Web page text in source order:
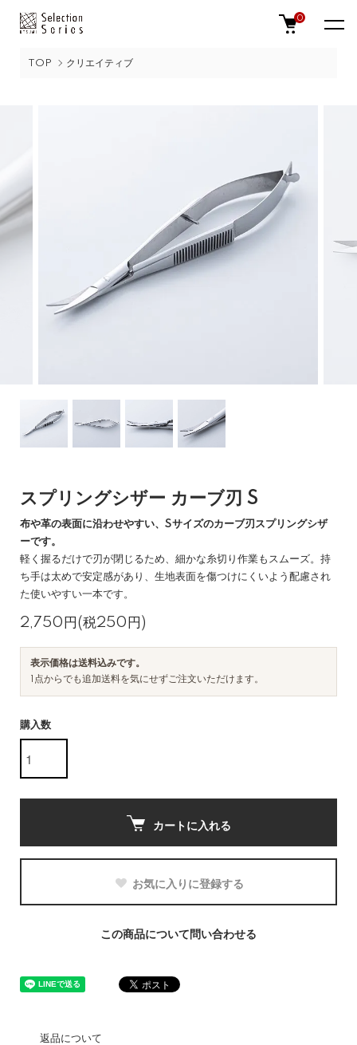
0
TOP クリエイティブ
スプリングシザー カーブ刃 S
布や革の表面に沿わせやすい、Sサイズのカーブ刃スプリングシザ
ーです。
軽く握るだけで刃が閉じるため、細かな糸切り作業もスムーズ。持
ち手は太めで安定感があり、生地表面を傷つけにくいよう配慮され
た使いやすい一本です。
2,750円(税250円)
表示価格は送料込みです。
1点からでも追加送料を気にせずご注文いただけます。
購入数
カートに入れる
お気に入りに登録する
この商品について問い合わせる
返品について